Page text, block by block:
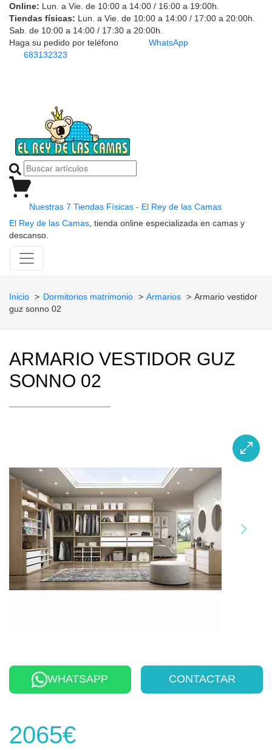
Online: Lun. a Vie. de 10:00 a 14:00 / 16:00 a 19:00h.
Tiendas físicas: Lun. a Vie. de 10:00 a 14:00 / 17:00 a 20:00h.
Sab. de 10:00 a 14:00 / 17:30 a 20:00h.
Haga su pedido por teléfono
683132323
WhatsApp
Nuestras 7 Tiendas Físicas - El Rey de las Camas
El Rey de las Camas , tienda online especializada en camas y
descanso.
Inicio Dormitorios matrimonio Armarios
Armario vestidor
guz sonno 02
ARMARIO VESTIDOR GUZ
SONNO 02
WHATSAPP CONTACTAR
2065€